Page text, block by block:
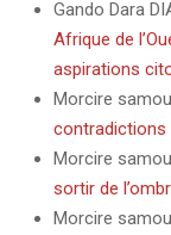
Gando Dara
Afrique de
aspirations
Morcire
contradictions
Morcire
sortir de
Morcire